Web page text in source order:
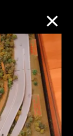
搜索